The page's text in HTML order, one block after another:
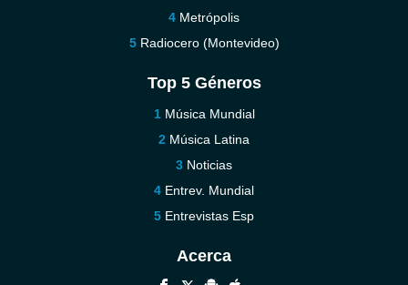
Metrópolis
Radiocero (Montevideo)
Top 5 Géneros
Música Mundial
Música Latina
Noticias
Entrev. Mundial
Entrevistas Esp
Acerca